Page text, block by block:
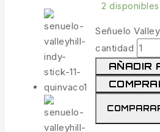
2 disponibles
Señuelo
cantidad
AÑADIR